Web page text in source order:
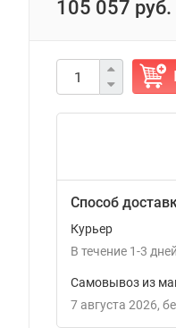
105 057 руб.
Способ
Курьер
В течение 1-3 дней
Самовывоз из
7 августа 2026